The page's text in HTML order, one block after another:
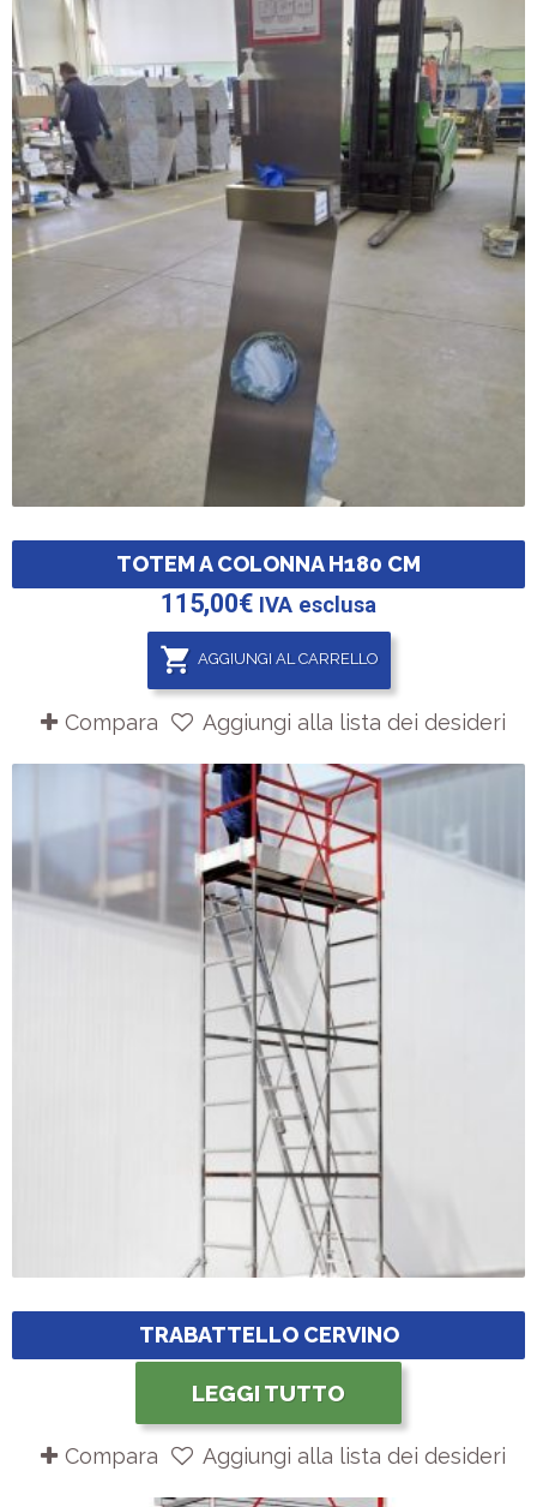
TOTEM A COLONNA H180 CM
115,00€ IVA esclusa
AGGIUNGI AL CARRELLO
Compara Aggiungi alla lista dei desideri
TRABATTELLO CERVINO
LEGGI TUTTO
Compara Aggiungi alla lista dei desideri